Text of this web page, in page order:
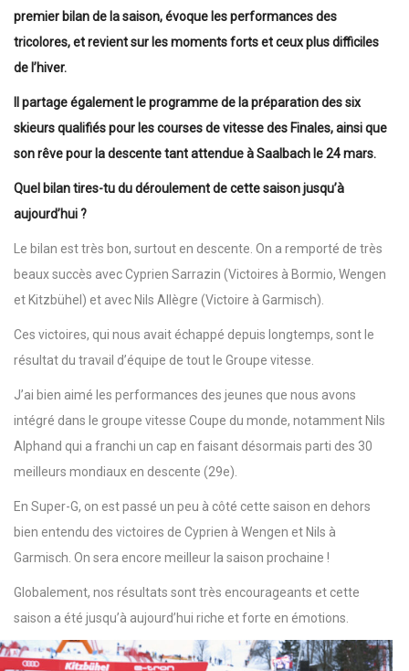
premier bilan de la saison, évoque les performances des
tricolores, et revient sur les moments forts et ceux plus difficiles
de l’hiver.
Il partage également le programme de la préparation des six
skieurs qualifiés pour les courses de vitesse des Finales, ainsi que
son rêve pour la descente tant attendue à Saalbach le 24 mars.
Quel bilan tires-tu du déroulement de cette saison jusqu’à
aujourd’hui ?
Le bilan est très bon, surtout en descente. On a remporté de très
beaux succès avec Cyprien Sarrazin (Victoires à Bormio, Wengen
et Kitzbühel) et avec Nils Allègre (Victoire à Garmisch).
Ces victoires, qui nous avait échappé depuis longtemps, sont le
résultat du travail d’équipe de tout le Groupe vitesse.
J’ai bien aimé les performances des jeunes que nous avons
intégré dans le groupe vitesse Coupe du monde, notamment Nils
Alphand qui a franchi un cap en faisant désormais parti des 30
meilleurs mondiaux en descente (29e).
En Super-G, on est passé un peu à côté cette saison en dehors
bien entendu des victoires de Cyprien à Wengen et Nils à
Garmisch. On sera encore meilleur la saison prochaine !
Globalement, nos résultats sont très encourageants et cette
saison a été jusqu’à aujourd’hui riche et forte en émotions.